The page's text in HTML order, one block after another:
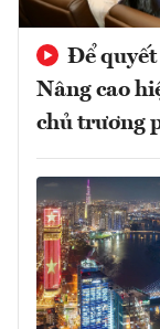
Để quyết
Nâng cao
chủ trương